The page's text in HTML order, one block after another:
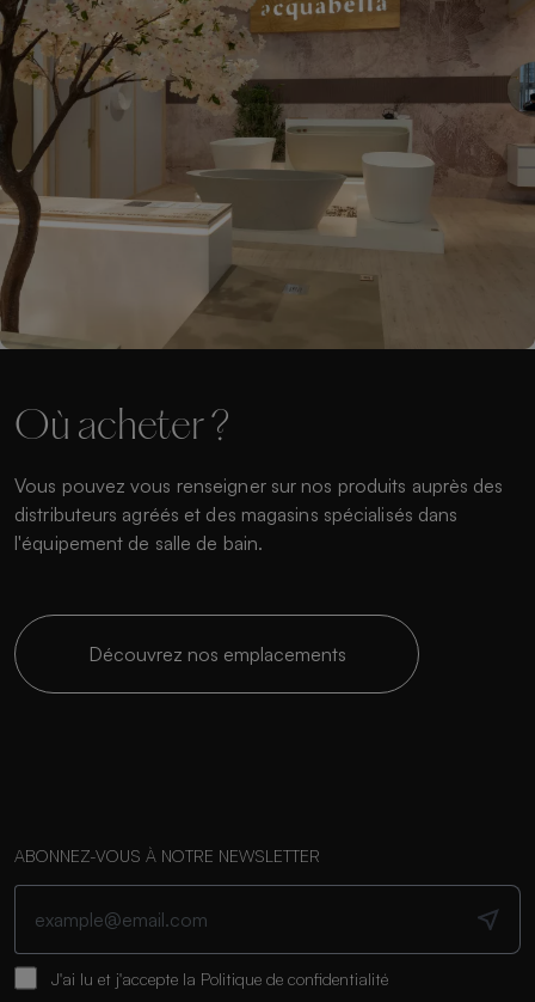
Où acheter ?
Vous pouvez vous renseigner sur nos produits auprès des
distributeurs agréés et des magasins spécialisés dans
l'équipement de salle de bain.
Découvrez nos emplacements
ABONNEZ-VOUS À NOTRE NEWSLETTER
J'ai lu et j'accepte la Politique de confidentialité